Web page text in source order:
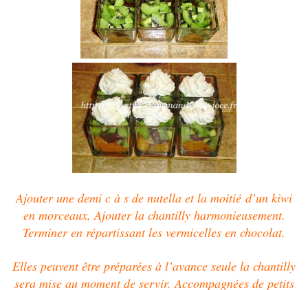
Ajouter une demi c à s de nutella et la moitié d’un kiwi
en morceaux, Ajouter la chantilly harmonieusement.
Terminer en répartissant les vermicelles en chocolat.
Elles peuvent être préparées à l’avance seule la chantilly
sera mise au moment de servir.Accompagnées de petits